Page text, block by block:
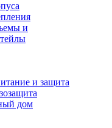
и
и защита
дом